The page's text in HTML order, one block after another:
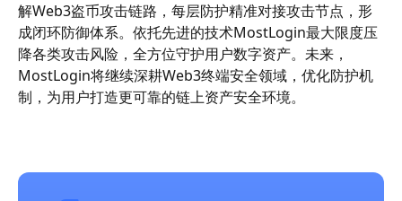
解Web3盗币攻击链路，每层防护精准对接攻击节点，形
成闭环防御体系。依托先进的技术MostLogin最大限度压
降各类攻击风险，全方位守护用户数字资产。未来，
MostLogin将继续深耕Web3终端安全领域，优化防护机
制，为用户打造更可靠的链上资产安全环境。